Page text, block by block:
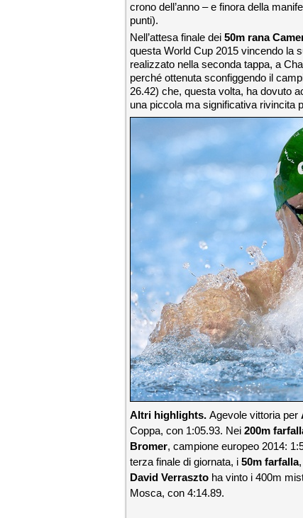
crono dell’anno – e finora della
punti).
Nell’attesa finale dei 50m rana
questa World Cup 2015 vincendo la
realizzato nella seconda tappa, a
perché ottenuta sconfiggendo il
26.42) che, questa volta, ha dovuto
una piccola ma significativa rivincita
Altri highlights. Agevole vittoria per
Coppa, con 1:05.93. Nei 200m
Bromer, campione europeo 2014:
terza finale di giornata, i 50m farfalla
David Verraszto ha vinto i 400m
Mosca, con 4:14.89.